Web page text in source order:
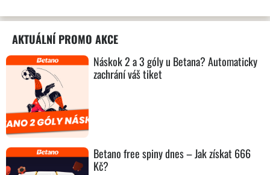
AKTUÁLNÍ PROMO AKCE
Náskok 2 a 3 góly u Betana? Automaticky
zachrání váš tiket
Betano free spiny dnes – Jak získat 666
Kč?